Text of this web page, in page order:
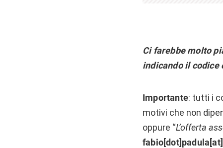
Ci farebbe molto
indicando il codice
Importante: tutti i
motivi che non
oppure “L’offerta